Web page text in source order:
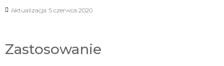
Aktualizacja 5 czerwca 2020
Zastosowanie